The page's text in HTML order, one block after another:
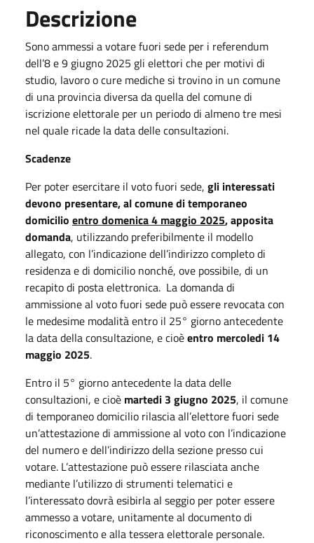
Descrizione
Sono ammessi a votare fuori sede per i referendum
dell’8 e 9 giugno 2025 gli elettori che per motivi di
studio, lavoro o cure mediche si trovino in un comune
di una provincia diversa da quella del comune di
iscrizione elettorale per un periodo di almeno tre mesi
nel quale ricade la data delle consultazioni.
Scadenze
Per poter esercitare il voto fuori sede, gli interessati
devono presentare, al comune di temporaneo
domicilio entro domenica 4 maggio 2025, apposita
domanda, utilizzando preferibilmente il modello
allegato, con l’indicazione dell’indirizzo completo di
residenza e di domicilio nonché, ove possibile, di un
recapito di posta elettronica. La domanda di
ammissione al voto fuori sede può essere revocata con
le medesime modalità entro il 25° giorno antecedente
la data della consultazione, e cioèentro mercoledi 14
maggio 2025.
Entro il 5° giorno antecedente la data delle
consultazioni, e cioè martedi 3 giugno 2025, il comune
di temporaneo domicilio rilascia all’elettore fuori sede
un’attestazione di ammissione al voto con l’indicazione
del numero e dell’indirizzo della sezione presso cui
votare. L’attestazione può essere rilasciata anche
mediante l’utilizzo di strumenti telematici e
l’interessato dovrà esibirla al seggio per poter essere
ammesso a votare, unitamente al documento di
riconoscimento e alla tessera elettorale personale.